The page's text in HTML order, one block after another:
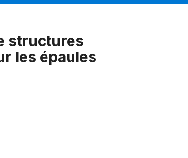
structures
les épaules